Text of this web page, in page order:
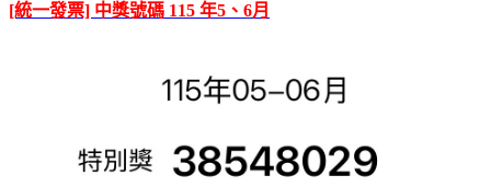
[統一發票] 中獎號碼 115 年5、6月